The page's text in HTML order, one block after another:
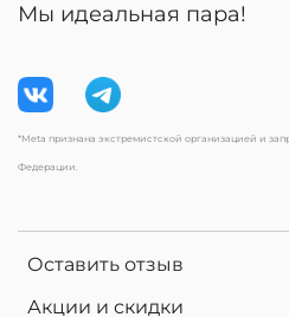
Оставить отзыв
Акции и скидки
Мы идеальная пара!
*Meta признана экстремистской организацией и
Федерации.